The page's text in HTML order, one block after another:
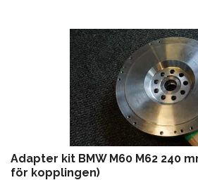
Adapter kit BMW M60 M62 240
för kopplingen)